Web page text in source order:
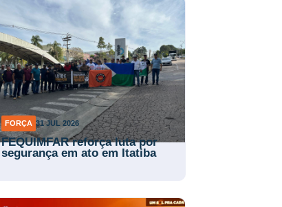
FORÇA 31 JUL 2026
FEQUIMFAR reforça luta por
segurança em ato em Itatiba